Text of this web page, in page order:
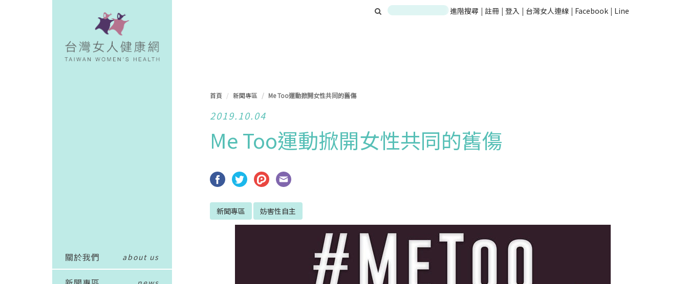
進階搜尋 | 註冊 | 登入 | 台灣女人連線 | Facebook | Line
關於我們 about us
首頁 新聞專區 Me Too運動掀開女性共同的舊傷
2019.10.04
Me Too運動掀開女性共同的舊傷
新聞專區 妨害性自主